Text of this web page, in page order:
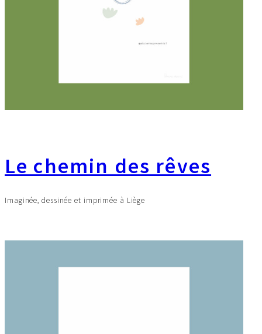
Le chemin des rêves
Imaginée, dessinée et imprimée à Liège